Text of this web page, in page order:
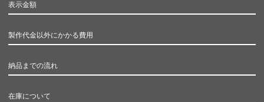
表示金額
製作代金以外にかかる費用
納品までの流れ
在庫について